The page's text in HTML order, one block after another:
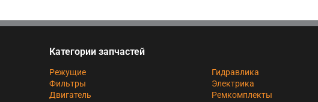
Категории запчастей
Режущие
Фильтры
Двигатель
Гидравлика
Электрика
Ремкомплекты